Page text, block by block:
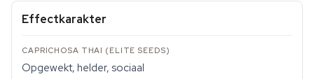
Effectkarakter
Opgewekt, helder, sociaal